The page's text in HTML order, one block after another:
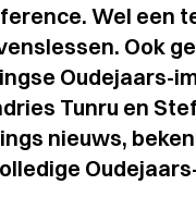
Wel een
Ook
Oudejaars-
Tunru en
nieuws,